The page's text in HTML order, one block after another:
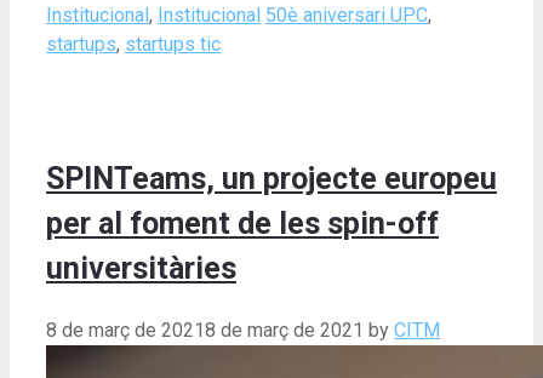
Categories
Institucional, Institucional Tags
50è aniversari UPC,
startups, startups tic
SPINTeams, un projecte europeu
per al foment de les spin-off
universitàries
8 de març de 20218 de març de 2021 by CITM